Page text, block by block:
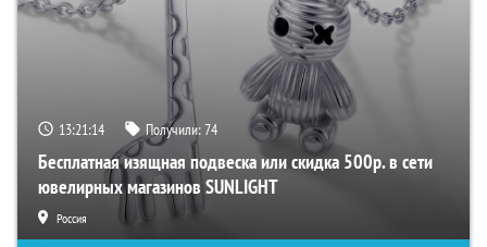
13:21:13 Получили:74
Бесплатная изящная подвеска или скидка 500р. в сети
ювелирных магазинов SUNLIGHT
Россия